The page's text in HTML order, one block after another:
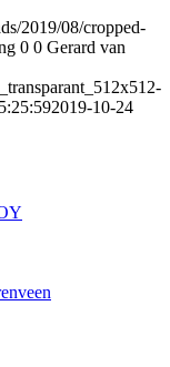
2019/08/cropped-
0 0 Gerard van
2019-10-24